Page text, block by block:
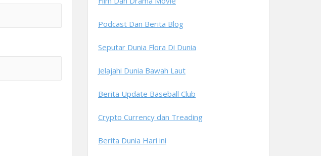
Podcast Dan Berita Blog
Seputar Dunia Flora Di Dunia
Jelajahi Dunia Bawah Laut
Berita Update Baseball Club
Crypto Currency dan Treading
Berita Dunia Hari ini